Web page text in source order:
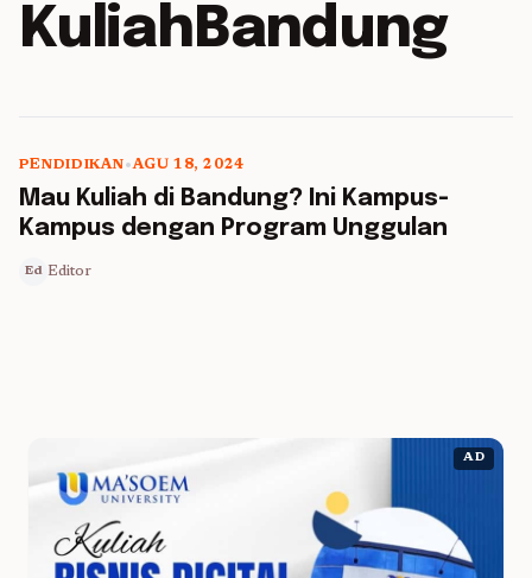
KuliahBandung
PENDIDIKAN•AGU 18, 2024
Mau Kuliah di Bandung? Ini Kampus-
Kampus dengan Program Unggulan
Ed Editor
AD